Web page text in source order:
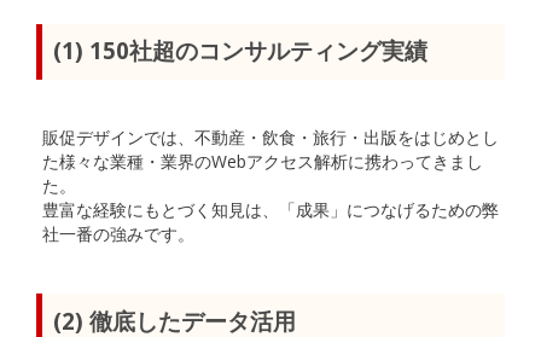
(1) 150社超のコンサルティング実績
販促デザインでは、不動産・飲食・旅行・出版をはじめとし
た様々な業種・業界のWebアクセス解析に携わってきまし
た。
豊富な経験にもとづく知見は、「成果」につなげるための弊
社一番の強みです。
(2) 徹底したデータ活用